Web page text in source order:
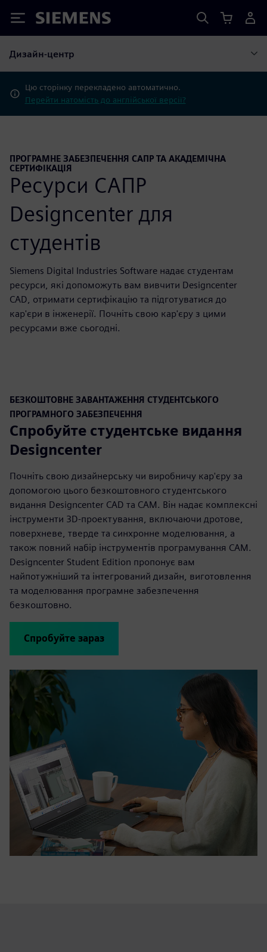
Siemens
Дизайн-центр
Цю сторінку перекладено автоматично.
Перейти натомість до англійської версії?
ПРОГРАМНЕ ЗАБЕЗПЕЧЕННЯ САПР ТА АКАДЕМІЧНА
СЕРТИФІКАЦІЯ
Ресурси САПР
Designcenter для
студентів
Siemens Digital Industries Software надає студентам
ресурси, які допоможуть вам вивчити Designcenter
CAD, отримати сертифікацію та підготуватися до
кар'єри в інженерії. Почніть свою кар'єру з цими
ресурсами вже сьогодні.
БЕЗКОШТОВНЕ ЗАВАНТАЖЕННЯ СТУДЕНТСЬКОГО
ПРОГРАМНОГО ЗАБЕЗПЕЧЕННЯ
Спробуйте студентське видання
Designcenter
Почніть свою дизайнерську чи виробничу кар'єру за
допомогою цього безкоштовного студентського
видання Designcenter CAD та CAM. Він надає комплексні
інструменти 3D-проектування, включаючи дротове,
поверхневе, тверде та синхронне моделювання, а
також повний набір інструментів програмування CAM.
Designcenter Student Edition пропонує вам
найпотужніший та інтегрований дизайн, виготовлення
та моделювання програмне забезпечення
безкоштовно.
Спробуйте зараз